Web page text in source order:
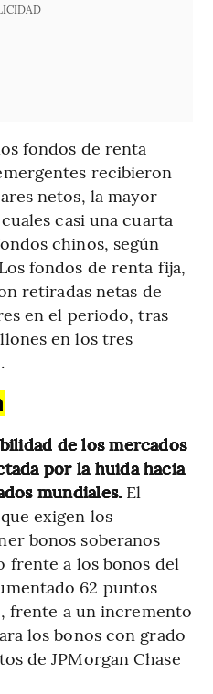
fondos de renta
recibieron
netos, la mayor
casi una cuarta
chinos, según
fondos de renta fija,
retiradas netas de
en el periodo, tras
en los tres
de los mercados
por la huida hacia
mundiales. El
exigen los
bonos soberanos
frente a los bonos del
62 puntos
frente a un incremento
los bonos con grado
de JPMorgan Chase